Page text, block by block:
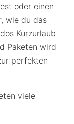
oder einen
wie du das
Kurzurlaub
Paketen wird
perfekten
viele